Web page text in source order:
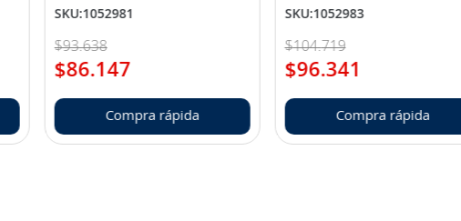
SKU:1052981
$93.638
$86.147
Compra rápida
SKU:1052983
$104.719
$96.341
Compra rápida